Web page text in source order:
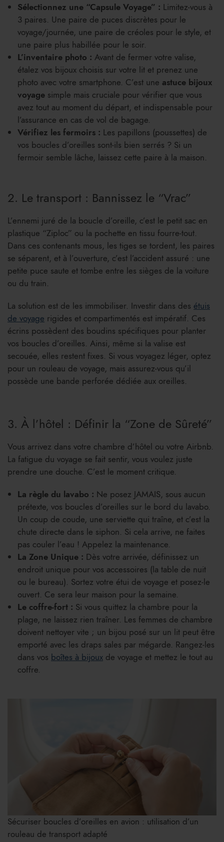
Sélectionnez une “Capsule Voyage” : Limitez-vous à
3 paires. Une paire de puces discrètes pour le
voyage/journée, une paire de créoles pour le style, et
une paire plus habillée pour le soir.
L’inventaire photo : Avant de fermer votre valise,
étalez vos bijoux choisis sur votre lit et prenez une
photo avec votre smartphone. C’est une astuce bijoux
voyage simple mais cruciale pour vérifier que vous
avez tout au moment du départ, et indispensable pour
l’assurance en cas de vol de bagage.
Vérifiez les fermoirs : Les papillons (poussettes) de
vos boucles d’oreilles sont-ils bien serrés ? Si un
fermoir semble lâche, laissez cette paire à la maison.
2. Le transport : Bannissez le “Vrac”
L’ennemi juré de la boucle d’oreille, c’est le petit sac en
plastique “Ziploc” ou la pochette en tissu fourre-tout.
Dans ces contenants mous, les tiges se tordent, les paires
se séparent, et à l’ouverture, c’est l’accident assuré : une
petite puce saute et tombe entre les sièges de la voiture
ou du train.
La solution est de les immobiliser. Investir dans des étuis
de voyage rigides et compartimentés est impératif. Ces
écrins possèdent des boudins spécifiques pour planter
vos boucles d’oreilles. Ainsi, même si la valise est
secouée, elles restent fixes. Si vous voyagez léger, optez
pour un rouleau de voyage, mais assurez-vous qu’il
possède une bande perforée dédiée aux oreilles.
3. À l’hôtel : Définir la “Zone de Sûreté”
Vous arrivez dans votre chambre d’hôtel ou votre Airbnb.
La fatigue du voyage se fait sentir, vous voulez juste
prendre une douche. C’est le moment critique.
La règle du lavabo : Ne posez JAMAIS, sous aucun
prétexte, vos boucles d’oreilles sur le bord du lavabo.
Un coup de coude, une serviette qui traîne, et c’est la
chute directe dans le siphon. Si cela arrive, ne faites
pas couler l’eau ! Appelez la maintenance.
La Zone Unique : Dès votre arrivée, définissez un
endroit unique pour vos accessoires (la table de nuit
ou le bureau). Sortez votre étui de voyage et posez-le
ouvert. Ce sera leur maison pour la semaine.
Le coffre-fort : Si vous quittez la chambre pour la
plage, ne laissez rien traîner. Les femmes de chambre
doivent nettoyer vite ; un bijou posé sur un lit peut être
emporté avec les draps sales par mégarde. Rangez-les
dans vos boîtes à bijoux de voyage et mettez le tout au
coffre.
Sécuriser boucles d’oreilles en avion : utilisation d’un
rouleau de transport adapté